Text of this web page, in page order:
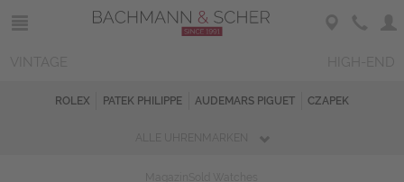
ROLEX PATEK PHILIPPE AUDEMARS PIGUET CZAPEK